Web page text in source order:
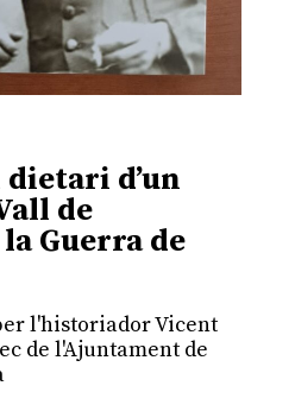
d’un
de
Guerra de
l'historiador Vicent
de l'Ajuntament de